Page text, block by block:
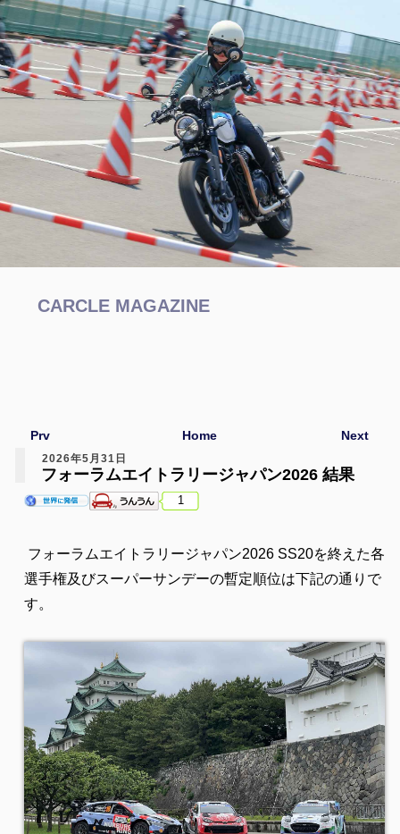
CARCLE MAGAZINE
Next
Prv Home
2026年5月31日
フォーラムエイトラリージャパン2026 結果
1
フォーラムエイトラリージャパン2026 SS20を終えた各
選手権及びスーパーサンデーの暫定順位は下記の通りで
す。